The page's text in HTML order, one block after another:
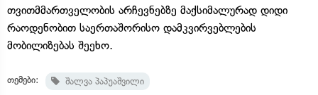
თვითმმართველობის არჩევნებზე მაქსიმალურად დიდი
რაოდენობით საერთაშორისო დამკვირვებლების
მობილიზებას შეეხო.
თემები: შალვა პაპუაშვილი